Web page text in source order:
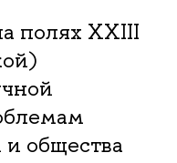
полях XXIII
общества